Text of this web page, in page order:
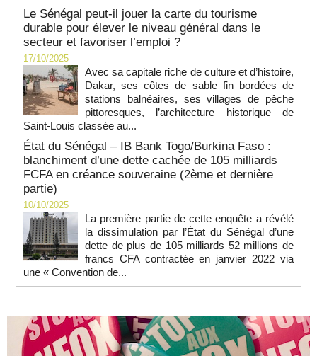
Le Sénégal peut-il jouer la carte du tourisme
durable pour élever le niveau général dans le
secteur et favoriser l’emploi ?
17/10/2025
Avec sa capitale riche de culture et d’histoire,
Dakar, ses côtes de sable fin bordées de
stations balnéaires, ses villages de pêche
pittoresques, l’architecture historique de
Saint-Louis classée au...
État du Sénégal – IB Bank Togo/Burkina Faso :
blanchiment d’une dette cachée de 105 milliards
FCFA en créance souveraine (2ème et dernière
partie)
10/10/2025
La première partie de cette enquête a révélé
la dissimulation par l’État du Sénégal d’une
dette de plus de 105 milliards 52 millions de
francs CFA contractée en janvier 2022 via
une « Convention de...